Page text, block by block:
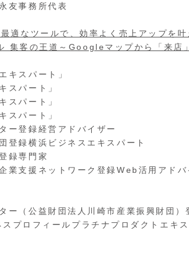
友事務所代表
なツールで、効率よく売上アップを叶
集客の王道～Googleマップから「来店
キスパート」
スパート」
スパート」
スパート」
ー登録経営アドバイザー
登録横浜ビジネスエキスパート
録専門家
業支援ネットワーク登録Web活用アドバ
ー（公益財団法人川崎市産業振興財団）
プロフィールプラチナプロダクトエキス